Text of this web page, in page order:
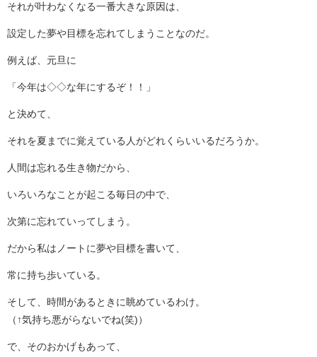
それが叶わなくなる一番大きな原因は、
設定した夢や目標を忘れてしまうことなのだ。
例えば、元旦に
「今年は◇◇な年にするぞ！！」
と決めて、
それを夏までに覚えている人がどれくらいいるだろうか。
人間は忘れる生き物だから、
いろいろなことが起こる毎日の中で、
次第に忘れていってしまう。
だから私はノートに夢や目標を書いて、
常に持ち歩いている。
そして、時間があるときに眺めているわけ。
（↑気持ち悪がらないでね(笑)）
で、そのおかげもあって、